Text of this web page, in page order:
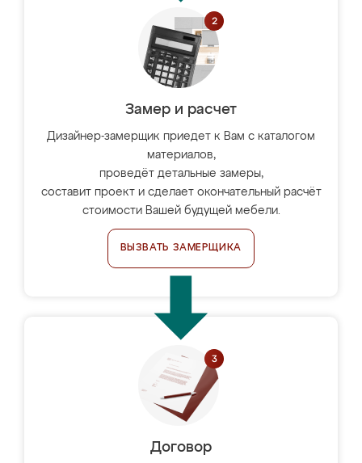
Замер и расчет
Дизайнер-замерщик приедет к Вам с каталогом
материалов,
проведёт детальные замеры,
составит проект и сделает окончательный расчёт
стоимости Вашей будущей мебели.
ВЫЗВАТЬ ЗАМЕРЩИКА
Договор